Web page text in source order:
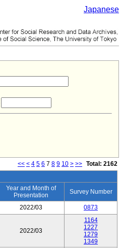
Japanese
<< < 4 5 6 7 8 9 10 > >> Total: 2162
Year and Month of
Presentation
Survey Number
2022/03 0873
2022/03
1164
1227
1279
1349